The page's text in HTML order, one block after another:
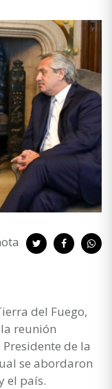
del Fuego,
reunión
de la
se abordaron
el país.